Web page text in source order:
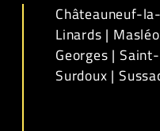
Châteauneuf-
Linards|
Georges|
Surdoux|